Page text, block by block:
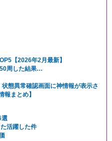
【2026年2月最新】
周した結果…
態異常確認画面に神情報が表示さ
報まとめ】
選
活躍した件